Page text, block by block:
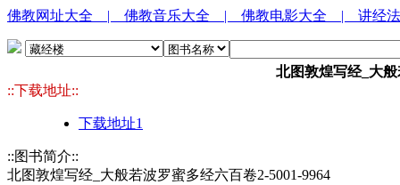
佛教网址大全 | 佛教音乐大全 | 佛教电影大全 | 讲经
北图敦煌写经_大
::下载地址::
下载地址1
::图书简介::
北图敦煌写经_大般若波罗蜜多经六百卷2-5001-9964